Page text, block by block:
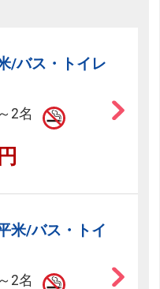
/バス・トイレ
2名
米/バス・トイ
2名